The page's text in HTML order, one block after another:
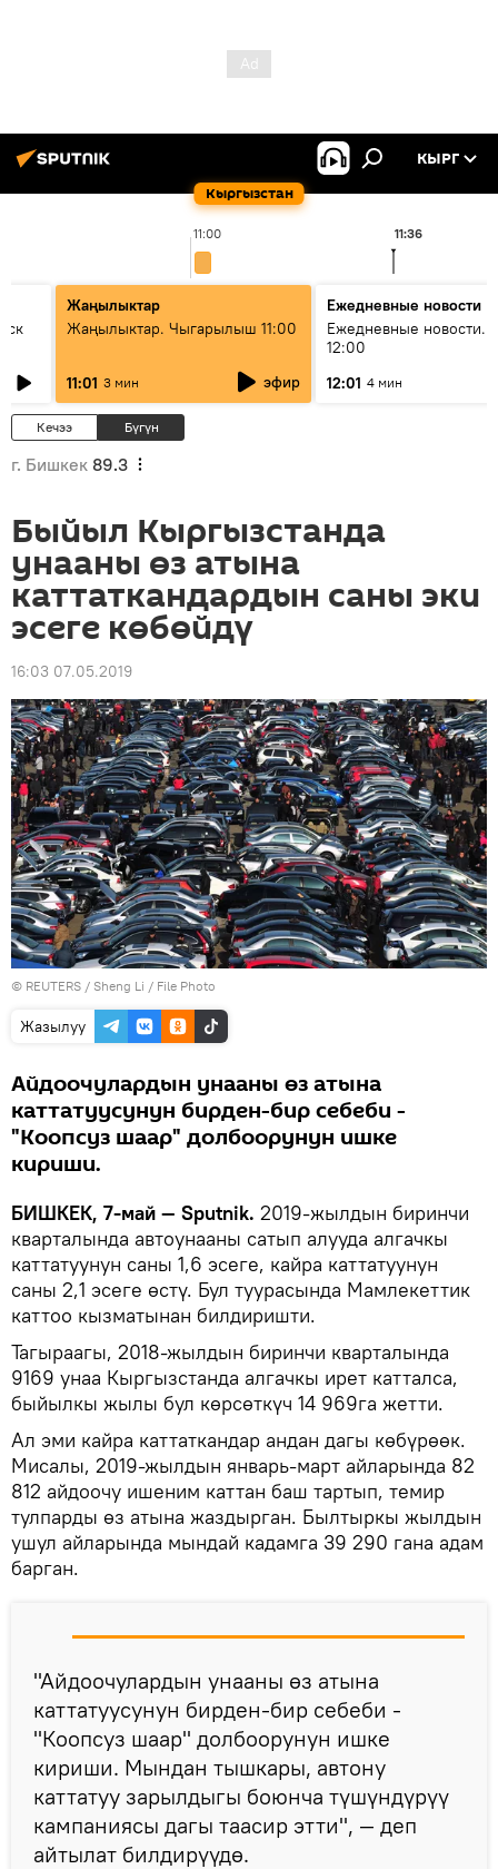
Кыргызстан
КЫРГ
11:00 11:36
Жаңылыктар
Жаңылыктар. Чыгарылыш 11:00
11:01 3 мин эфир
Ежедневные новости
Ежедневные новости.
12:00
12:01 4 мин
Кечээ Бүгүн
г. Бишкек 89.3
Быйыл Кыргызстанда
унааны өз атына
каттаткандардын саны эки
эсеге көбөйдү
16:03 07.05.2019
© REUTERS / Sheng Li / File Photo
Жазылуу
Айдоочулардын унааны өз атына
каттатуусунун бирден-бир себеби -
"Коопсуз шаар" долбоорунун ишке
кириши.
БИШКЕК, 7-май — Sputnik. 2019-жылдын биринчи
кварталында автоунааны сатып алууда алгачкы
каттатуунун саны 1,6 эсеге, кайра каттатуунун
саны 2,1 эсеге өстү. Бул туурасында Мамлекеттик
каттоо кызматынан билдиришти.
Тагыраагы, 2018-жылдын биринчи кварталында
9169 унаа Кыргызстанда алгачкы ирет катталса,
быйылкы жылы бул көрсөткүч 14 969га жетти.
Ал эми кайра каттаткандар андан дагы көбүрөөк.
Мисалы, 2019-жылдын январь-март айларында 82
812 айдоочу ишеним каттан баш тартып, темир
тулпарды өз атына жаздырган. Былтыркы жылдын
ушул айларында мындай кадамга 39 290 гана адам
барган.
"Айдоочулардын унааны өз атына
каттатуусунун бирден-бир себеби -
"Коопсуз шаар" долбоорунун ишке
кириши. Мындан тышкары, автону
каттатуу зарылдыгы боюнча түшүндүрүү
кампаниясы дагы таасир этти", — деп
айтылат билдирүүдө.